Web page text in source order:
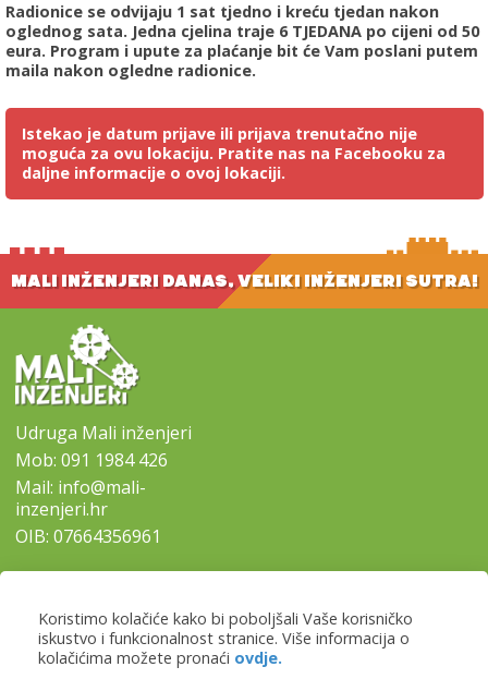
Radionice se odvijaju 1 sat tjedno i kreću tjedan nakon
oglednog sata. Jedna cjelina traje 6 TJEDANA po cijeni od 50
eura. Program i upute za plaćanje bit će Vam poslani putem
maila nakon ogledne radionice.
Istekao je datum prijave ili prijava trenutačno nije
moguća za ovu lokaciju. Pratite nas na Facebooku za
daljne informacije o ovoj lokaciji.
Koristimo kolačiće kako bi poboljšali Vaše korisničko
iskustvo i funkcionalnost stranice. Više informacija o
kolačićima možete pronaći ovdje.
MALI INŽENJERI DANAS, VELIKI INŽENJERI SUTRA!
Udruga Mali inženjeri
Mob:091 1984 426
Mail: info@mali-
inzenjeri.hr
OIB: 07664356961
Naslovna
Naši programi